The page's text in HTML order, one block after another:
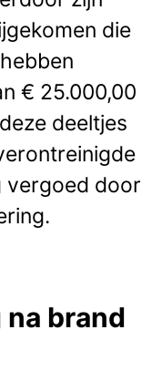
die
€ 25.000,00
deeltjes
vergoed door
brand